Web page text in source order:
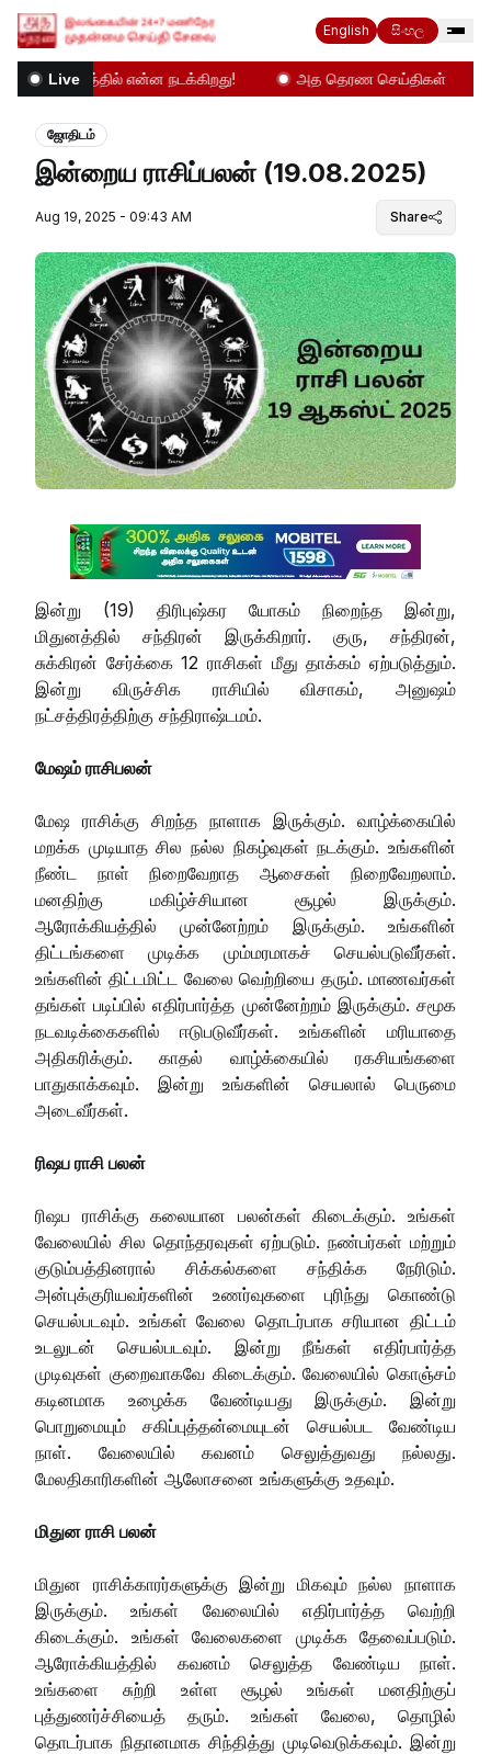
English සිංහල
Live
தமிழகத்தில் என்ன நடக்கிறது! அத தெரண செய்திகள்
ஜோதிடம்
இன்றைய ராசிப்பலன் (19.08.2025)
Aug 19, 2025 - 09:43 AM Share
இன்று (19) திரிபுஷ்கர யோகம் நிறைந்த இன்று,
மிதுனத்தில் சந்திரன் இருக்கிறார். குரு, சந்திரன்,
சுக்கிரன் சேர்க்கை 12 ராசிகள் மீது தாக்கம் ஏற்படுத்தும்.
இன்று விருச்சிக ராசியில் விசாகம், அனுஷம்
நட்சத்திரத்திற்கு சந்திராஷ்டமம்.
மேஷம் ராசிபலன்
மேஷ ராசிக்கு சிறந்த நாளாக இருக்கும். வாழ்க்கையில்
மறக்க முடியாத சில நல்ல நிகழ்வுகள் நடக்கும். உங்களின்
நீண்ட நாள் நிறைவேறாத ஆசைகள் நிறைவேறலாம்.
மனதிற்கு மகிழ்ச்சியான சூழல் இருக்கும்.
ஆரோக்கியத்தில் முன்னேற்றம் இருக்கும். உங்களின்
திட்டங்களை முடிக்க மும்மரமாகச் செயல்படுவீர்கள்.
உங்களின் திட்டமிட்ட வேலை வெற்றியை தரும். மாணவர்கள்
தங்கள் படிப்பில் எதிர்பார்த்த முன்னேற்றம் இருக்கும். சமூக
நடவடிக்கைகளில் ஈடுபடுவீர்கள். உங்களின் மரியாதை
அதிகரிக்கும். காதல் வாழ்க்கையில் ரகசியங்களை
பாதுகாக்கவும். இன்று உங்களின் செயலால் பெருமை
அடைவீர்கள்.
ரிஷப ராசி பலன்
ரிஷப ராசிக்கு கலையான பலன்கள் கிடைக்கும். உங்கள்
வேலையில் சில தொந்தரவுகள் ஏற்படும். நண்பர்கள் மற்றும்
குடும்பத்தினரால் சிக்கல்களை சந்திக்க நேரிடும்.
அன்புக்குரியவர்களின் உணர்வுகளை புரிந்து கொண்டு
செயல்படவும். உங்கள் வேலை தொடர்பாக சரியான திட்டம்
உடலுடன் செயல்படவும். இன்று நீங்கள் எதிர்பார்த்த
முடிவுகள் குறைவாகவே கிடைக்கும். வேலையில் கொஞ்சம்
கடினமாக உழைக்க வேண்டியது இருக்கும். இன்று
பொறுமையும் சகிப்புத்தன்மையுடன் செயல்பட வேண்டிய
நாள். வேலையில் கவனம் செலுத்துவது நல்லது.
மேலதிகாரிகளின் ஆலோசனை உங்களுக்கு உதவும்.
மிதுன ராசி பலன்
மிதுன ராசிக்காரர்களுக்கு இன்று மிகவும் நல்ல நாளாக
இருக்கும். உங்கள் வேலையில் எதிர்பார்த்த வெற்றி
கிடைக்கும். உங்கள் வேலைகளை முடிக்க தேவைப்படும்.
ஆரோக்கியத்தில் கவனம் செலுத்த வேண்டிய நாள்.
உங்களை சுற்றி உள்ள சூழல் உங்கள் மனதிற்குப்
புத்துணர்ச்சியைத் தரும். உங்கள் வேலை, தொழில்
தொடர்பாக நிதானமாக சிந்தித்து முடிவெடுக்கவும். இன்று